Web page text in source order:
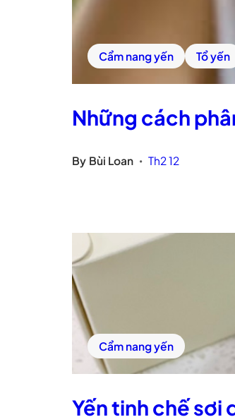
Cẩm nang yến Tổ yến
Những cách
By Bùi Loan • Th2 12
Cẩm nang yến
Yến tinh chế sợi